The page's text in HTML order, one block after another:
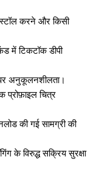
करने और किसी
में टिकटॉक डीपी
अनुकूलनशीलता।
चित्र
की गई सामग्री की
के विरुद्ध सक्रिय सुरक्षा